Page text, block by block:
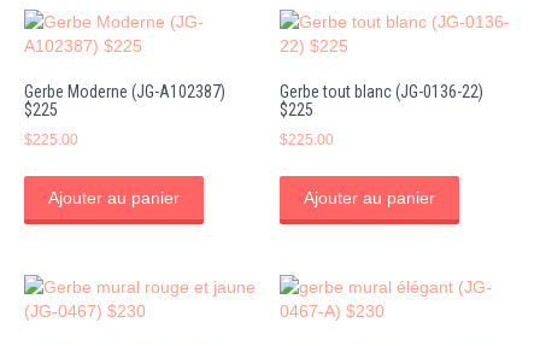
Gerbe Moderne (JG-A102387)
$225
$225.00
Ajouter au panier
Gerbe tout blanc (JG-0136-22)
$225
$225.00
Ajouter au panier